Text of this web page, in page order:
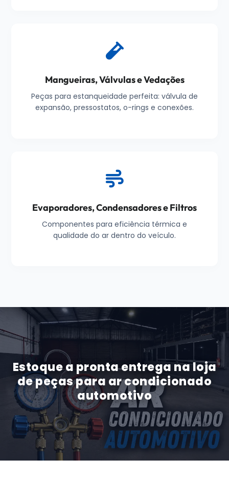
Mangueiras, Válvulas e Vedações
Peças para estanqueidade perfeita: válvula de
expansão, pressostatos, o-rings e conexões.
Evaporadores, Condensadores e Filtros
Componentes para eficiência térmica e
qualidade do ar dentro do veículo.
Estoque a pronta entrega na loja
de peças para ar condicionado
automotivo